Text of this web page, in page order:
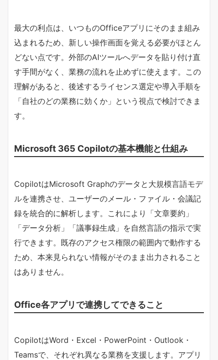
最大の利点は、いつものOfficeアプリにそのまま組み
込まれるため、新しい操作画面を覚える必要がほとん
どない点です。外部のAIツールへデータを貼り付け直
す手間がなく、業務の流れを止めずに使えます。この
理解があると、後述するライセンス選定や導入手順を
「自社のどの業務に効くか」という視点で検討できま
す。
Microsoft 365 Copilotの基本機能と仕組み
CopilotはMicrosoft Graphのデータと大規模言語モデ
ルを連携させ、ユーザーのメール・ファイル・会議記
録を統合的に解析します。これにより「文章要約」
「データ分析」「議事録生成」を自然言語の指示で実
行できます。既存のアクセス権限の範囲内で動作する
ため、本来見られない情報がそのまま出力されること
はありません。
Office各アプリで連携してできること
CopilotはWord・Excel・PowerPoint・Outlook・
Teamsで、それぞれ異なる業務を支援します。アプリ